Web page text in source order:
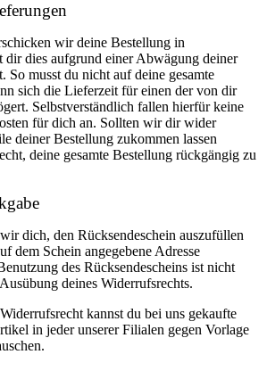
wir deine Bestellung in
dir dies aufgrund einer Abwägung deiner
So musst du nicht auf deine gesamte
sich die Lieferzeit für einen der von dir
Selbstverständlich fallen hierfür keine
für dich an. Sollten wir dir wider
deiner Bestellung zukommen lassen
deine gesamte Bestellung rückgängig zu
dich, den Rücksendeschein auszufüllen
dem Schein angegebene Adresse
des Rücksendescheins ist nicht
deines Widerrufsrechts.
kannst du bei uns gekaufte
in jeder unserer Filialen gegen Vorlage